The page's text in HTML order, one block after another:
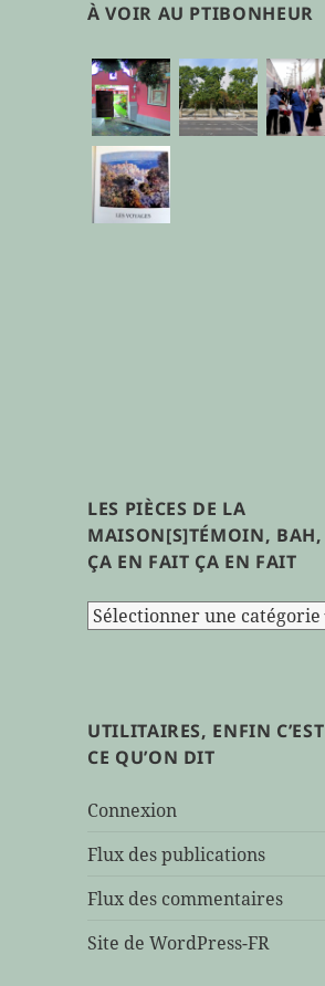
À VOIR AU PTIBONHEUR
LES PIÈCES DE LA
MAISON[S]TÉMOIN, BAH,
ÇA EN FAIT ÇA EN FAIT
les
maison[s]témoin,
bah,
en
ça
fait
UTILITAIRES, ENFIN C’EST
CE QU’ON DIT
Connexion
Flux des publications
Flux des commentaires
Site de WordPress-FR